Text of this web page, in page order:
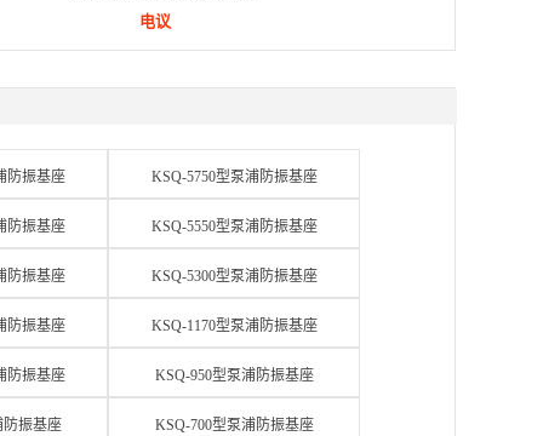
电议
防振基座 KSQ-5750型泵浦防振基座
防振基座 KSQ-5550型泵浦防振基座
防振基座 KSQ-5300型泵浦防振基座
防振基座 KSQ-1170型泵浦防振基座
防振基座 KSQ-950型泵浦防振基座
防振基座 KSQ-700型泵浦防振基座